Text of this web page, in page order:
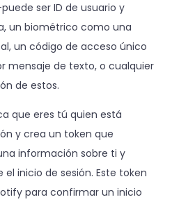
ser ID de usuario y
un biométrico como una
un código de acceso único
mensaje de texto, o cualquier
de estos.
que eres tú quien está
y crea un token que
información sobre ti y
el inicio de sesión. Este token
para confirmar un inicio